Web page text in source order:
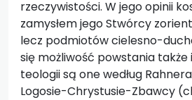
rzeczywistości. W jego opinii
zamysłem jego Stwórcy
lecz podmiotów cielesno-
się możliwość powstania
teologii są one według
Logosie-Chrystusie-Zbawcy